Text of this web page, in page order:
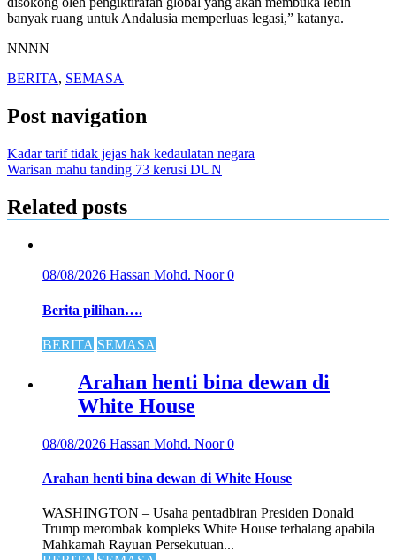
banyak ruang untuk Andalusia memperluas legasi,” katanya.
NNNN
BERITA, SEMASA
Post navigation
Kadar tarif tidak jejas hak kedaulatan negara
Warisan mahu tanding 73 kerusi DUN
Related posts
08/08/2026 Hassan Mohd. Noor0
Berita pilihan….
BERITA SEMASA
Arahan henti bina dewan di
White House
08/08/2026 Hassan Mohd. Noor0
Arahan henti bina dewan di White House
WASHINGTON – Usaha pentadbiran Presiden Donald
Trump merombak kompleks White House terhalang apabila
Mahkamah Rayuan Persekutuan...